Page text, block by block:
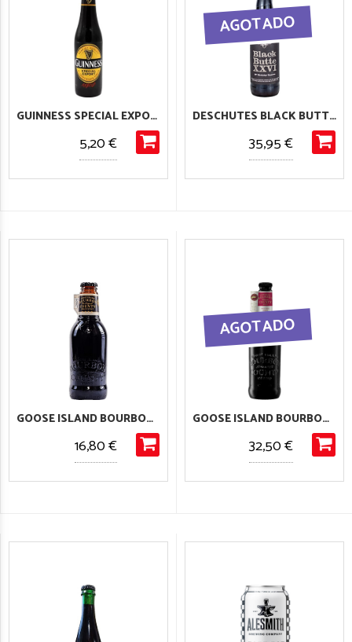
GUINNESS SPECIAL EXPORT
5,20 €
DESCHUTES BLACK BUTTE XXVI
35,95 €
GOOSE ISLAND BOURBON COUNTY BRAND STOUT 2025
16,80 €
GOOSE ISLAND BOURBON COUNTY BRAND BACKYARD STOUT 2023
32,50 €